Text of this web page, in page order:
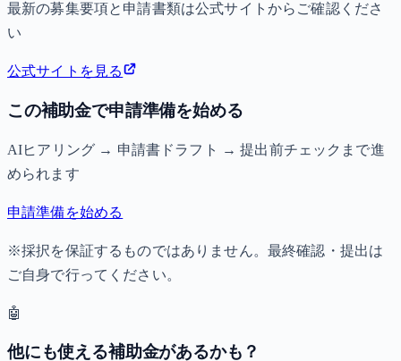
最新の募集要項と申請書類は公式サイトからご確認くださ
い
公式サイトを見る
この補助金で申請準備を始める
AIヒアリング → 申請書ドラフト → 提出前チェックまで進
められます
申請準備を始める
※採択を保証するものではありません。最終確認・提出は
ご自身で行ってください。
🤖
他にも使える補助金があるかも？